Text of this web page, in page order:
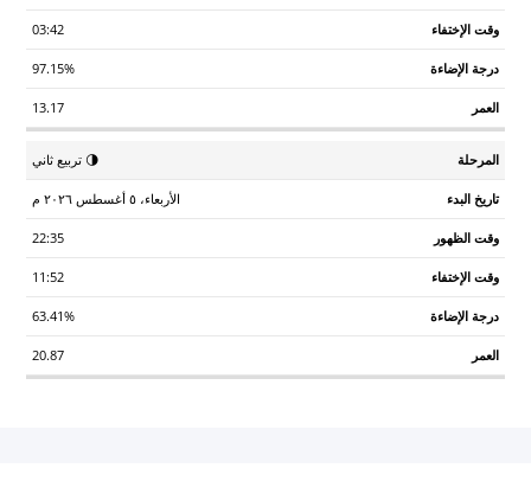
03:42
97.15%
13.17
🌗 تربيع ثاني
الأربعاء، ٥ أغسطس ٢٠٢٦ م
22:35
11:52
63.41%
20.87